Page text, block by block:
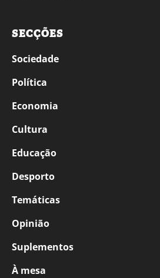
SECÇÕES
Sociedade
Política
Economia
Cultura
Educação
Desporto
Temáticas
Opinião
Suplementos
À mesa